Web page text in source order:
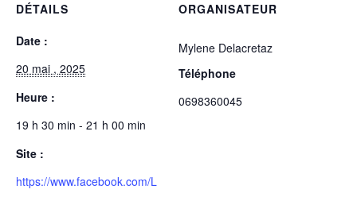
DÉTAILS
Date :
20 mai , 2025
Heure :
19 h 30 min - 21 h 00 min
Site :
https://www.facebook.com/L
ORGANISATEUR
Mylene Delacretaz
Téléphone
0698360045